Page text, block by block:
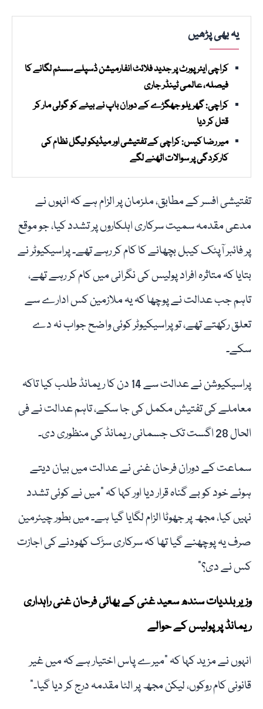
یہ بھی پڑھیں
کراچی ایئرپورٹ پر جدید فلائٹ انفارمیشن ڈسپلے سسٹم لگانے کا
فیصلہ، عالمی ٹینڈر جاری
کراچی: گھریلو جھگڑے کے دوران باپ نے بیٹے کو گولی مار کر
قتل کر دیا
میر رضا کیس: کراچی کے تفتیشی اور میڈیکو لیگل نظام کی
کارکردگی پر سوالات اٹھنے لگے
تفتیشی افسر کے مطابق، ملزمان پر الزام ہے کہ انہوں نے
مدعی مقدمہ سمیت سرکاری اہلکاروں پر تشدد کیا، جو موقع
پر فائبر آپٹک کیبل بچھانے کا کام کر رہے تھے۔ پراسیکیوٹر نے
بتایا کہ متاثرہ افراد پولیس کی نگرانی میں کام کر رہے تھے،
تاہم جب عدالت نے پوچھا کہ یہ ملازمین کس ادارے سے
تعلق رکھتے تھے، تو پراسیکیوٹر کوئی واضح جواب نہ دے
سکے۔
پراسیکیوشن نے عدالت سے 14 دن کا ریمانڈ طلب کیا تاکہ
معاملے کی تفتیش مکمل کی جا سکے، تاہم عدالت نے فی
الحال 28 اگست تک جسمانی ریمانڈ کی منظوری دی۔
سماعت کے دوران فرحان غنی نے عدالت میں بیان دیتے
ہوئے خود کو بے گناہ قرار دیا اور کہا کہ “میں نے کوئی تشدد
نہیں کیا، مجھ پر جھوٹا الزام لگایا گیا ہے۔ میں بطور چیئرمین
صرف یہ پوچھنے گیا تھا کہ سرکاری سڑک کھودنے کی اجازت
کس نے دی؟”
وزیر بلدیات سندھ سعید غنی کے بھائی فرحان غنی راہداری
ریمانڈ پر پولیس کے حوالے
انہوں نے مزید کہا کہ "میرے پاس اختیار ہے کہ میں غیر
قانونی کام روکوں، لیکن مجھ پر الٹا مقدمہ درج کر دیا گیا۔”